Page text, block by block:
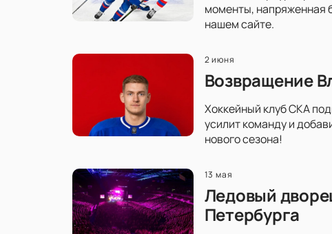
моменты, напряженная
нашем сайте.
2 июня
Возвращение
Хоккейный клуб СКА
усилит команду и
нового сезона!
13 мая
Ледовый
Петербурга